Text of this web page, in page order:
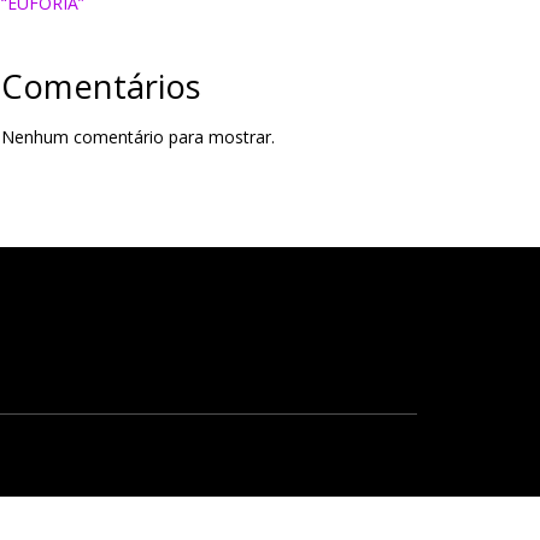
Comentários
Nenhum comentário para mostrar.